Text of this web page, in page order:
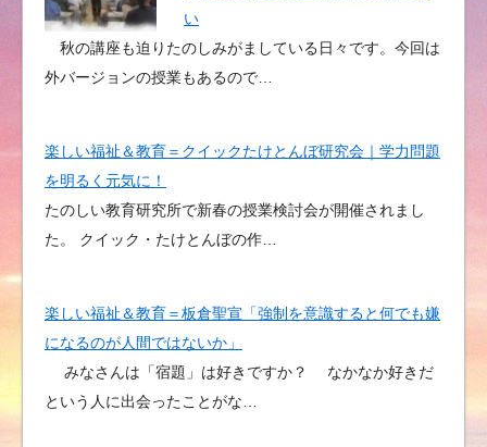
い
秋の講座も迫りたのしみがましている日々です。今回は
外バージョンの授業もあるので…
楽しい福祉＆教育＝クイックたけとんぼ研究会｜学力問題
を明るく元気に！
たのしい教育研究所で新春の授業検討会が開催されまし
た。 クイック・たけとんぼの作…
楽しい福祉＆教育＝板倉聖宣「強制を意識すると何でも嫌
になるのが人間ではないか」
みなさんは「宿題」は好きですか？ なかなか好きだ
という人に出会ったことがな…